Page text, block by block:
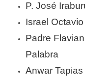
P. José
Israel
Padre
Palabra
Anwar